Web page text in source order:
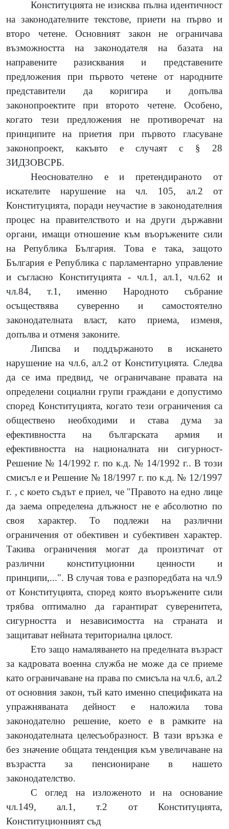
Конституцията не изисква пълна идентичност
на законодателните текстове, приети на първо и
второ четене. Основният закон не ограничава
възможността на законодателя на базата на
направените разисквания и представените
предложения при първото четене от народните
представители да коригира и допълва
законопроектите при второто четене. Особено,
когато тези предложения не противоречат на
принципите на приетия при първото гласуване
законопроект, какъвто е случаят с § 28
ЗИДЗОВСРБ.
Неоснователно е и претендираното от
искателите нарушение на чл. 105, ал.2 от
Конституцията, поради неучастие в законодателния
процес на правителството и на други държавни
органи, имащи отношение към въоръжените сили
на Република България. Това е така, защото
България е Република с парламентарно управление
и съгласно Конституцията - чл.1, ал.1, чл.62 и
чл.84, т.1, именно Народното събрание
осъществява суверенно и самостоятелно
законодателната власт, като приема, изменя,
допълва и отменя законите.
Липсва и поддържаното в искането
нарушение на чл.6, ал.2 от Конституцията. Следва
да се има предвид, че ограничаване правата на
определени социални групи граждани е допустимо
според Конституцията, когато тези ограничения са
обществено необходими и става дума за
ефективността на българската армия и
ефективността на националната ни сигурност-
Решение № 14/1992 г. по к.д. № 14/1992 г.. В този
смисъл е и Решение № 18/1997 г. по к.д. № 12/1997
г. , с което съдът е приел, че "Правото на едно лице
да заема определена длъжност не е абсолютно по
своя характер. То подлежи на различни
ограничения от обективен и субективен характер.
Такива ограничения могат да произтичат от
различни конституционни ценности и
принципи,...". В случая това е разпоредбата на чл.9
от Конституцията, според която въоръжените сили
трябва оптимално да гарантират суверенитета,
сигурността и независимостта на страната и
защитават нейната териториална цялост.
Ето защо намаляването на пределната възраст
за кадровата военна служба не може да се приеме
като ограничаване на права по смисъла на чл.6, ал.2
от основния закон, тъй като именно спецификата на
упражняваната дейност е наложила това
законодателно решение, което е в рамките на
законодателната целесъобразност. В тази връзка е
без значение общата тенденция към увеличаване на
възрастта за пенсиониране в нашето
законодателство.
С оглед на изложеното и на основание
чл.149, ал.1, т.2 от Конституцията,
Конституционният съд